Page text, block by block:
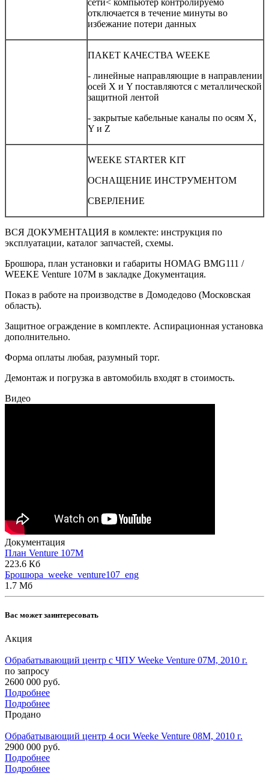
отключается в течение минуты во
избежание потери данных
ПАКЕТ КАЧЕСТВА WEEKE
- линейные направляющие в направлении
осей Х и Y поставляются с металлической
защитной лентой
- закрытые кабельные каналы по осям X,
Y и Z
WEEKE STARTER KIT
ОСНАЩЕНИЕ ИНСТРУМЕНТОМ
СВЕРЛЕНИЕ
ВСЯ ДОКУМЕНТАЦИЯ в комлекте: инструкция по
эксплуатации, каталог запчастей, схемы.
Брошюра, план установки и габариты HOMAG BMG111 /
WEEKE Venture 107M в закладке Документация.
Показ в работе на производстве в Домодедово (Московская
область).
Защитное ограждение в комплекте. Аспирационная установка
дополнительно.
Форма оплаты любая, разумный торг.
Демонтаж и погрузка в автомобиль входят в стоимость.
Видео
Документация
План Venture 107M
223.6 Кб
Брошюра_weeke_venture107_eng
1.7 Мб
Вас может заинтересовать
Акция
Обрабатывающий центр с ЧПУ Weeke Venture 07M, 2010 г.
по запросу
2600 000 руб.
Подробнее
Подробнее
Продано
Обрабатывающий центр 4 оси Weeke Venture 08M, 2010 г.
2900 000 руб.
Подробнее
Подробнее